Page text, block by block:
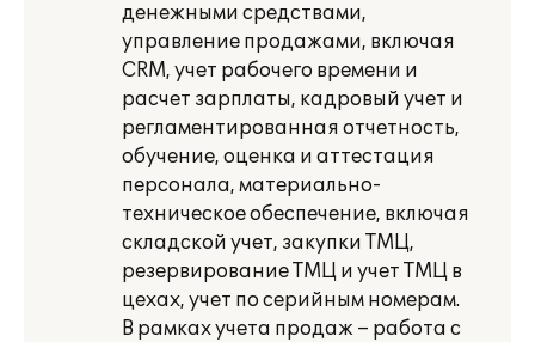
денежными средствами,
управление продажами, включая
CRM, учет рабочего времени и
расчет зарплаты, кадровый учет и
регламентированная отчетность,
обучение, оценка и аттестация
персонала, материально-
техническое обеспечение, включая
складской учет, закупки ТМЦ,
резервирование ТМЦ и учет ТМЦ в
цехах, учет по серийным номерам.
В рамках учета продаж – работа с